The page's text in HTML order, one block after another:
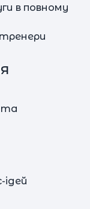
в повному
тренери
та
ідей